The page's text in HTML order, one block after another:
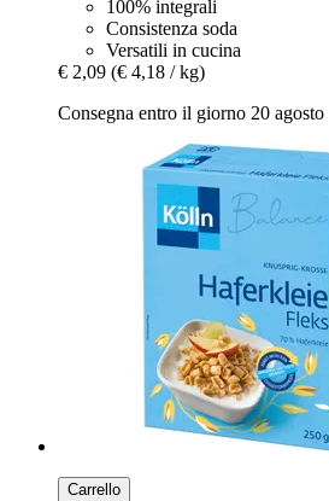
100% integrali
Consistenza soda
Versatili in cucina
€ 2,09 (€ 4,18 / kg)
Consegna entro il giorno 20 agosto
Carrello